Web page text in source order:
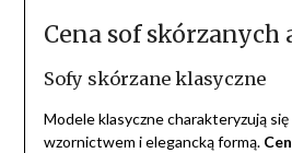
Cena sof
Sofy skórzane klasyczne
Modele klasyczne charakteryzują
wzornictwem i elegancką formą.